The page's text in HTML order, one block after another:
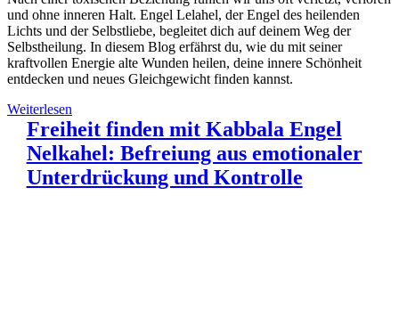
und ohne inneren Halt. Engel Lelahel, der Engel des heilenden
Lichts und der Selbstliebe, begleitet dich auf deinem Weg der
Selbstheilung. In diesem Blog erfährst du, wie du mit seiner
kraftvollen Energie alte Wunden heilen, deine innere Schönheit
entdecken und neues Gleichgewicht finden kannst.
Weiterlesen
Freiheit finden mit Kabbala Engel
Nelkahel: Befreiung aus emotionaler
Unterdrückung und Kontrolle